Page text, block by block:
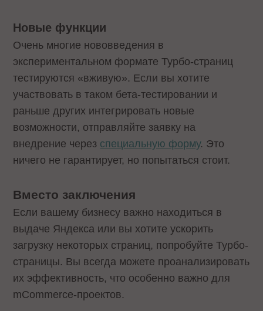
Новые функции
Очень многие нововведения в
экспериментальном формате Турбо-страниц
тестируются «вживую». Если вы хотите
участвовать в таком бета-тестировании и
раньше других интегрировать новые
возможности, отправляйте заявку на
внедрение через специальную форму. Это
ничего не гарантирует, но попытаться стоит.
Вместо заключения
Если вашему бизнесу важно находиться в
выдаче Яндекса или вы хотите ускорить
загрузку некоторых страниц, попробуйте Турбо-
страницы. Вы всегда можете проанализировать
их эффективность, что особенно важно для
mCommerce-проектов.